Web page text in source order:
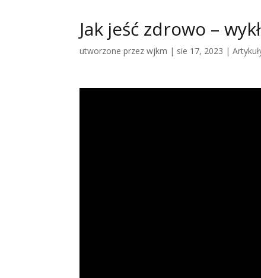
Jak jeść zdrowo –
utworzone przezwjkm | sie 17, 2023 |